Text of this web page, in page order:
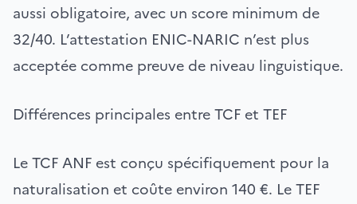
aussi obligatoire, avec un score minimum de
32/40. L’attestation ENIC-NARIC n’est plus
acceptée comme preuve de niveau linguistique.
Différences principales entre TCF et TEF
Le TCF ANF est conçu spécifiquement pour la
naturalisation et coûte environ 140 €. Le TEF